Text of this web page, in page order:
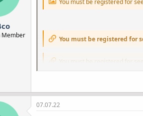
Member
You must be registered for
You must be registered for
You must be registered for see
реактивними снарядами.
Залужний повідомивши, що
ворожий "Панцир" і ще багато
07.07.22